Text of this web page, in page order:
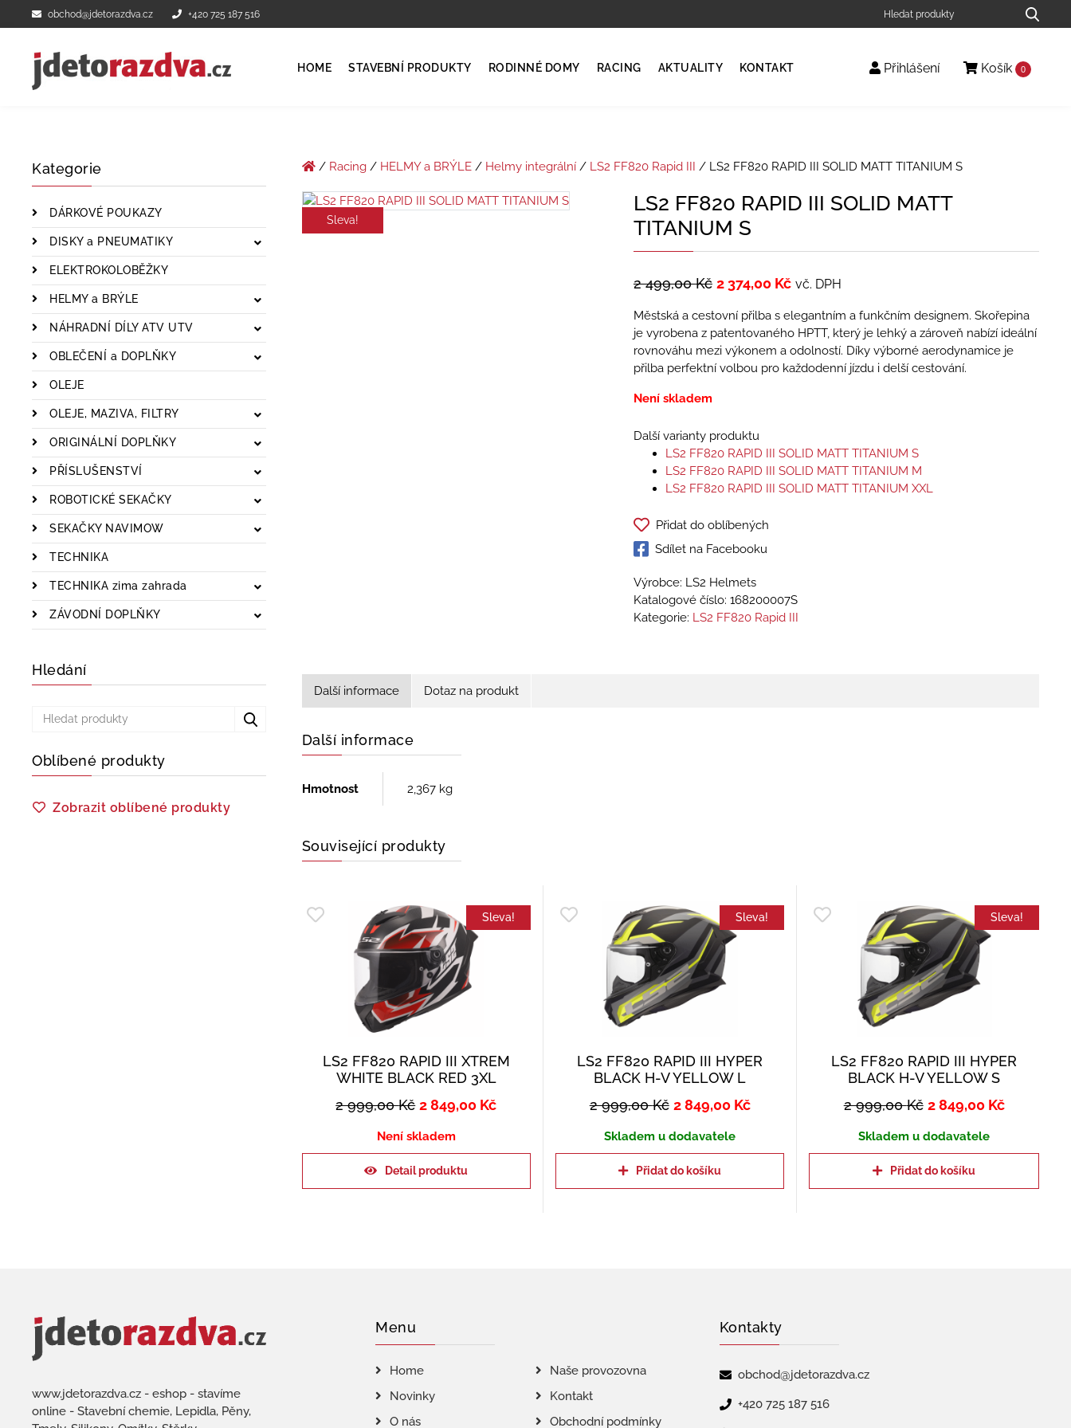
obchod@jdetorazdva.cz +420 725 187 516
HOME STAVEBNÍ PRODUKTY RODINNÉ DOMY RACING AKTUALITY KONTAKT Přihlášení Košík 0
Kategorie
DÁRKOVÉ POUKAZY
DISKY a PNEUMATIKY
ELEKTROKOLOBĚŽKY
HELMY a BRÝLE
NÁHRADNÍ DÍLY ATV UTV
OBLEČENÍ a DOPLŇKY
OLEJE
OLEJE, MAZIVA, FILTRY
ORIGINÁLNÍ DOPLŇKY
PŘÍSLUŠENSTVÍ
ROBOTICKÉ SEKAČKY
SEKAČKY NAVIMOW
TECHNIKA
TECHNIKA zima zahrada
ZÁVODNÍ DOPLŇKY
Hledání
Oblíbené produkty
Zobrazit oblíbené produkty
/ Racing/ HELMY a BRÝLE/ Helmy integrální/ LS2 FF820 Rapid III / LS2 FF820 RAPID III SOLID MATT TITANIUM S
Sleva!
LS2 FF820 RAPID III SOLID MATT
TITANIUM S
2 499,00Kč 2 374,00 Kč vč. DPH
Městská a cestovní přilba s elegantním a funkčním designem. Skořepina
je vyrobena z patentovaného HPTT, který je lehký a zároveň nabízí ideální
rovnováhu mezi výkonem a odolností. Díky výborné aerodynamice je
přilba perfektní volbou pro každodenní jízdu i delší cestování.
Není skladem
Další varianty produktu
LS2 FF820 RAPID III SOLID MATT TITANIUM S
LS2 FF820 RAPID III SOLID MATT TITANIUM M
LS2 FF820 RAPID III SOLID MATT TITANIUM XXL
Přidat do oblíbených
Sdílet na Facebooku
Výrobce: LS2 Helmets
Katalogové číslo: 168200007S
Kategorie: LS2 FF820 Rapid III
Další informace Dotaz na produkt
Další informace
Hmotnost 2,367 kg
Související produkty
Sleva!
LS2 FF820 RAPID III XTREM
WHITE BLACK RED 3XL
2 999,00Kč 2 849,00 Kč
Není skladem
Detail produktu
Sleva!
LS2 FF820 RAPID III HYPER
BLACK H-V YELLOW L
2 999,00Kč 2 849,00 Kč
Skladem u dodavatele
Přidat do košíku
Sleva!
LS2 FF820 RAPID III HYPER
BLACK H-V YELLOW S
2 999,00Kč 2 849,00 Kč
Skladem u dodavatele
Přidat do košíku
www.jdetorazdva.cz - eshop - stavíme
online - Stavební chemie, Lepidla, Pěny,
Menu
Home
Naše provozovna
Novinky
Kontakt
O nás
Obchodní podmínky
Kontakty
obchod@jdetorazdva.cz
+420 725 187 516